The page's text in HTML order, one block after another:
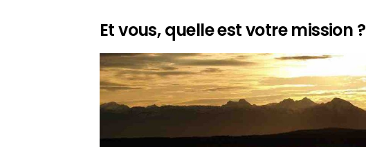
Et vous, quelle est votre mission ?